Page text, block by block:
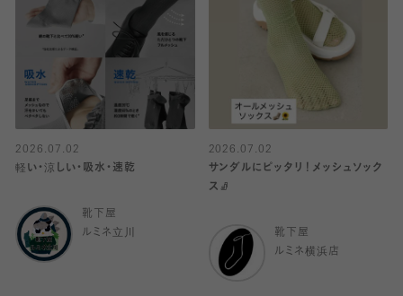
2026.07.02
軽い・涼しい・吸水・速乾
靴下屋
ルミネ立川
2026.07.02
サンダルにピッタリ！メッシュソック
ス🧦
靴下屋
ルミネ横浜店